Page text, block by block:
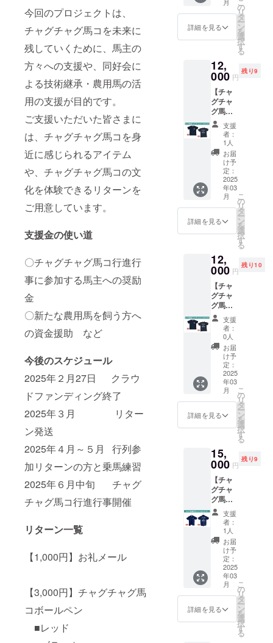
今回のプロジェクトは、
チャグチャグ馬コを未来に
残していくために、馬主の
方々への支援や、同好会に
よる技術継承・農用馬の活
用の支援が目的です。
ご支援いただいた皆さまに
は、チャグチャグ馬コを身
近に感じられるアイテム
や、チャグチャグ馬コの文
化を体験できるリターンを
ご用意しています。
支援金の使い道
〇チャグチャグ馬コ行進行
事に参加する馬主への奨励
金
〇新たな農用馬を飼う方へ
の資金援助 など
今後のスケジュール
2025年２月27日 クラウ
ドファンディング終了
2025年３月 リター
ン発送
2025年４月～５月 行列参
加リターンの方と乗馬練習
2025年６月中旬 チャグ
チャグ馬コ行進行事開催
リターン一覧
【1,000円】お礼メール
【3,000円】チャグチャグ馬
コボールペン
■レッド
※サイズ
は商品
によっ
す。
品の発
送のた
め、住
は必ず
ご入力
くださ
い。 ※
返品・
交換は
承って
おりま
せんの
で、あ
らかじ
めご了
承くだ
さい。
※サイズ
は商品
によっ
す。
デザイ
ンした
コット
ンバッ
グで
柄：Ｄ
・サイ
ズ：
W355×
H363×
マチ
110mm
（取手
部分の
みの高
さ：
150mm
ターン
品の発
送のた
め、住
は必ず
ご入力
くださ
い。 ※
返品・
交換は
承って
おりま
せんの
で、あ
らかじ
めご了
承くだ
さい。
※サイズ
は商品
によっ
す。
月
詳細を見る
の
リ
タ
ー
ン
を
選
択
す
る
12,
000 円
残り9
【チャ
グチャ
グ馬コ
柄Ｔ
シャツ
（子ど
も用：
120サイ
ズ）】
チャグ
チャグ
馬コを
デザイ
ンした
Ｔシャ
ツで
サイ
ズ：120
※リター
ン品の
発送の
ため、
住所・
氏名・
電話番
号は必
ずご入
力くだ
さい。
※返品・
交換は
承って
おりま
めご了
承くだ
さい。
支援
者：
1人
お届
け予
定：
2025
年03
月
詳細を見る
こ
の
リ
タ
ー
ン
を
選
択
す
る
12,
000 円
残り10
【チャ
グチャ
グ馬コ
柄Ｔ
シャツ
（子ど
も用：
140サイ
ズ）】
チャグ
チャグ
馬コを
デザイ
ンした
Ｔシャ
ツで
サイ
ズ：140
※リター
ン品の
発送の
ため、
住所・
氏名・
電話番
号は必
ずご入
力くだ
さい。
※返品・
交換は
承って
おりま
支援
者：
0人
お届
け予
定：
2025
年03
月
詳細を見る
こ
の
リ
タ
ー
ン
を
選
択
す
る
15,
000 円
残り9
【チャ
グチャ
グ馬コ
柄ポロ
シャツ
（おと
な用：
Ｓサイ
ズ）】
チャグ
チャグ
馬コを
デザイ
ンした
ポロ
シャツ
支援
者：
1人
お届
け予
定：
2025
年03
月
詳細を見る
こ
の
リ
タ
ー
ン
を
選
択
す
る